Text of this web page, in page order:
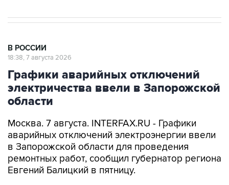
В РОССИИ
18:38, 7 августа 2026
Графики аварийных отключений
электричества ввели в Запорожской
области
Москва. 7 августа. INTERFAX.RU - Графики
аварийных отключений электроэнергии ввели
в Запорожской области для проведения
ремонтных работ, сообщил губернатор региона
Евгений Балицкий в пятницу.